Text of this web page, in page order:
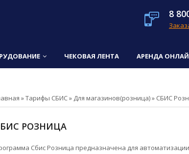
8
ЧЕКОВАЯ ЛЕНТА АРЕНДА
»Тарифы СБИС» Для магазинов(розница)» СБИС
РОЗНИЦА
Сбис Розница предназначена для